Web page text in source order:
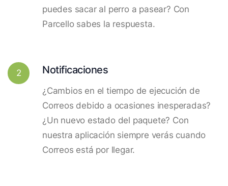
puedes sacar al perro a pasear? Con
Parcello sabes la respuesta.
2 Notificaciones
¿Cambios en el tiempo de ejecución de
Correos debido a ocasiones inesperadas?
¿Un nuevo estado del paquete? Con
nuestra aplicación siempre verás cuando
Correos está por llegar.